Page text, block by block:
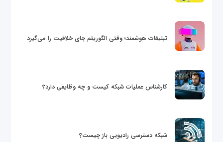
تبلیغات هوشمند؛ وقتی الگوریتم جای خلاقیت را می‌گیرد
کارشناس عملیات شبکه کیست و چه وظایفی دارد؟
شبکه دسترسی رادیویی باز چیست؟